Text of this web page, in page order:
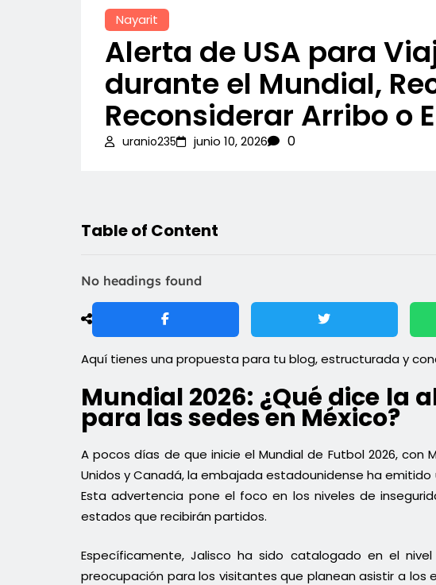
Nayarit
Alerta de USA para
durante el Mundial,
Reconsiderar Arribo o
uranio235 junio 10, 2026 0
Table of Content
No headings found
Aquí tienes una propuesta para tu blog, estructurada y
Mundial 2026: ¿Qué dice la
para las sedes en México?
A pocos días de que inicie el Mundial de Futbol 2026,
Unidos y Canadá, la embajada estadounidense ha
Esta advertencia pone el foco en los niveles de
estados que recibirán partidos.
Específicamente, Jalisco ha sido catalogado en el
preocupación para los visitantes que planean asistir a los